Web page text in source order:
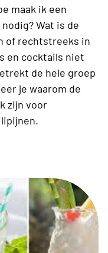
maak ik een
Wat is de
of rechtstreeks in
en cocktails niet
de hele groep
je waarom de
zijn voor